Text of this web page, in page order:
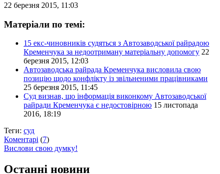
22 березня 2015, 11:03
Матеріали по темі:
15 екс-чиновників судяться з Автозаводської райрадою
Кременчука за недоотриману матеріальну допомогу 22
березня 2015, 12:03
Автозаводська райрада Кременчука висловила свою
позицію щодо конфлікту із звільненими працівниками
25 березня 2015, 11:45
Суд визнав, що інформація виконкому Автозаводської
райради Кременчука є недостовірною 15 листопада
2016, 18:19
Теги: суд
Коментарі (7)
Вислови свою думку!
Останні новини